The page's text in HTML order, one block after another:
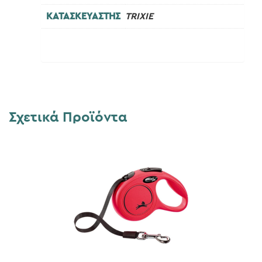
ΚΑΤΑΣΚΕΥΑΣΤΗΣ TRIXIE
Σχετικά Προϊόντα